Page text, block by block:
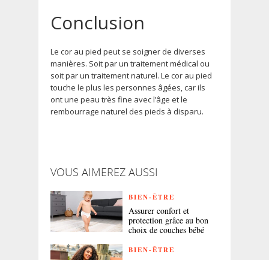
Conclusion
Le cor au pied peut se soigner de diverses
manières. Soit par un traitement médical ou
soit par un traitement naturel. Le cor au pied
touche le plus les personnes âgées, car ils
ont une peau très fine avec l’âge et le
rembourrage naturel des pieds à disparu.
VOUS AIMEREZ AUSSI
BIEN-ÊTRE
Assurer confort et
protection grâce au bon
choix de couches bébé
BIEN-ÊTRE